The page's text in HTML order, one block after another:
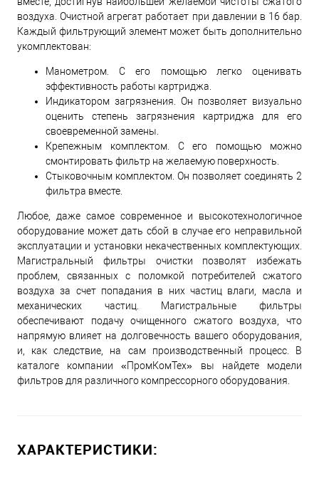
воздуха. Очистной агрегат работает при давлении в 16 бар.
Каждый фильтрующий элемент может быть дополнительно
укомплектован:
Манометром. С его помощью легко оценивать
эффективность работы картриджа.
Индикатором загрязнения. Он позволяет визуально
оценить степень загрязнения картриджа для его
своевременной замены.
Крепежным комплектом. С его помощью можно
смонтировать фильтр на желаемую поверхность.
Стыковочным комплектом. Он позволяет соединять 2
фильтра вместе.
Любое, даже самое современное и высокотехнологичное
оборудование может дать сбой в случае его неправильной
эксплуатации и установки некачественных комплектующих.
Магистральный фильтры очистки позволят избежать
проблем, связанных с поломкой потребителей сжатого
воздуха за счет попадания в них частиц влаги, масла и
механических частиц. Магистральные фильтры
обеспечивают подачу очищенного сжатого воздуха, что
напрямую влияет на долговечность вашего оборудования,
и, как следствие, на сам производственный процесс. В
каталоге компании «ПромКомТех» вы найдете модели
фильтров для различного компрессорного оборудования.
ХАРАКТЕРИСТИКИ: